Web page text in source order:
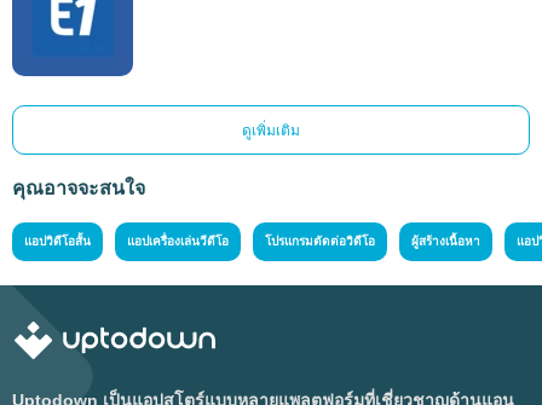
ดูเพิ่มเติม
คุณอาจจะสนใจ
แอปวิดีโอสั้น แอปเครื่องเล่นวีดีโอ โปรแกรมตัดต่อวิดีโอ ผู้สร้างเนื้อหา แอ
Uptodown เป็นแอปสโตร์แบบหลายแพลตฟอร์มที่เชี่ยวชาญด้านแอน